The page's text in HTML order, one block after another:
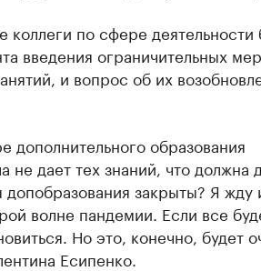
коллеги по сфере деятельности
введения ограничительных мер
и вопрос об их
дополнительного образования
дает тех знаний, что должна
закрыты? Я жду
волне пандемии. Если все
Но это, конечно, будет
Есипенко.